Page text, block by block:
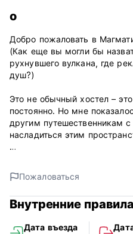
о
Добро пожаловать в
(Как еще вы могли бы
рухнувшего вулкана, где
душ?)
Это не обычный хостел –
постоянно. Но мне
другим путешественникам
насладиться этим
для пар туристов или
бюджетом, желающих
спальня и ванная комната
блоки с отдельным входом.
столовая, двор, прачечная,
Пожаловаться
Внутренние правила
Дата въезда